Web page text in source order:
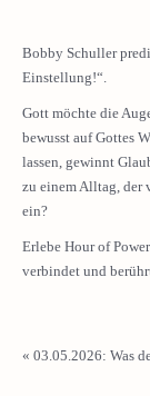
Bobby Schuller
Einstellung!“.
Gott möchte die
bewusst auf Gottes
lassen, gewinnt
zu einem Alltag, der
ein?
Erlebe Hour of
verbindet und
« 03.05.2026: Was